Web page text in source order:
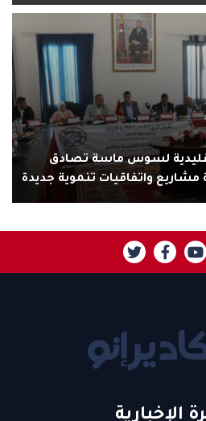
لسوس ماسة تصادق
مشاريع واتفاقيات تنموية جديدة
الإخبارية